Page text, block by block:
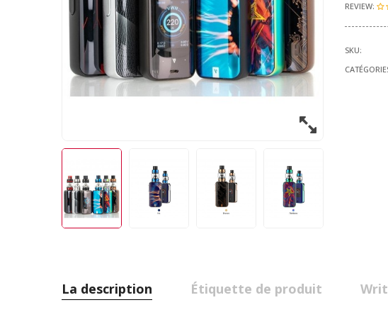
REVIEW:
SKU:
La description Étiquette de produit